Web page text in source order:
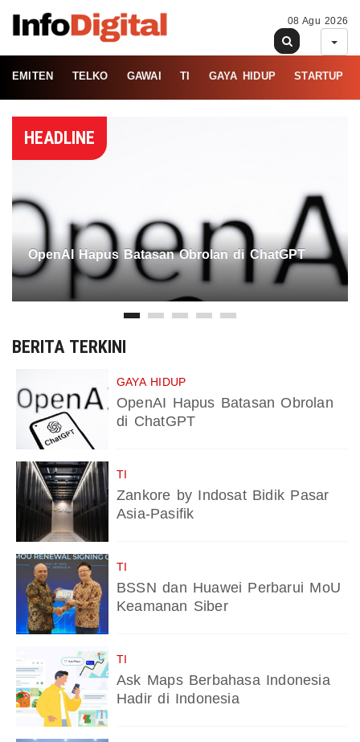
08 Agu 2026
EMITEN TELKO GAWAI TI GAYA HIDUP STARTUP
HEADLINE
OpenAI Hapus Batasan Obrolan di ChatGPT
BERITA TERKINI
GAYA HIDUP
OpenAI Hapus Batasan Obrolan
di ChatGPT
TI
Zankore by Indosat Bidik Pasar
Asia-Pasifik
TI
BSSN dan Huawei Perbarui MoU
Keamanan Siber
TI
Ask Maps Berbahasa Indonesia
Hadir di Indonesia